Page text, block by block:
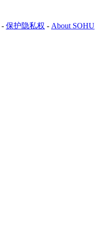
- 保护隐私权 - About SOHU